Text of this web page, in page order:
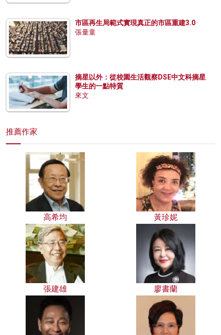
市區再生局範式實現真正的市區重建3.0
張量童
摘星以外：從校園生活觀察DSE中文科摘星
學生的一點特質
來文
推薦作家
高希均 黃珍妮
張建雄 廖書蘭